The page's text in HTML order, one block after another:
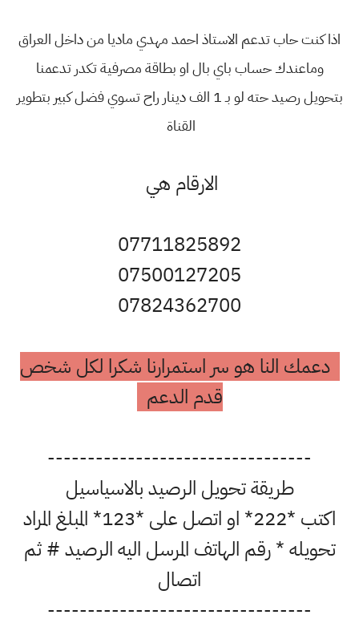
اذا كنت حاب تدعم الاستاذ احمد مهدي ماديا من داخل العراق
وماعندك حساب باي بال او بطاقة مصرفية تكدر تدعمنا
بتحويل رصيد حته لو بـ 1 الف دينار راح تسوي فضل كبير بتطوير
القناة
الارقام هي
07711825892
07500127205
07824362700
دعمك النا هو سر استمرارنا شكرا لكل شخص
قدم الدعم
---------------------------------
طريقة تحويل الرصيد بالاسياسيل
اكتب *222* او اتصل على *123* المبلغ المراد
تحويله * رقم الهاتف المرسل اليه الرصيد # ثم
اتصال
---------------------------------